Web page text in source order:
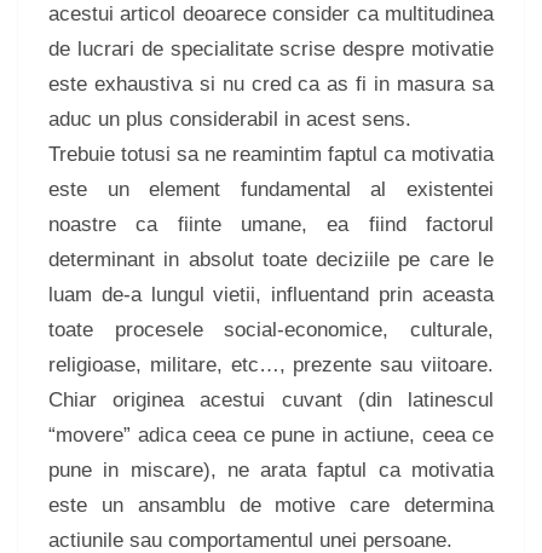
acestui articol deoarece consider ca multitudinea
de lucrari de specialitate scrise despre motivatie
este exhaustiva si nu cred ca as fi in masura sa
aduc un plus considerabil in acest sens.
Trebuie totusi sa ne reamintim faptul ca motivatia
este un element fundamental al existentei
noastre ca fiinte umane, ea fiind factorul
determinant in absolut toate deciziile pe care le
luam de-a lungul vietii, influentand prin aceasta
toate procesele social-economice, culturale,
religioase, militare, etc…, prezente sau viitoare.
Chiar originea acestui cuvant (din latinescul
“movere” adica ceea ce pune in actiune, ceea ce
pune in miscare), ne arata faptul ca motivatia
este un ansamblu de motive care determina
actiunile sau comportamentul unei persoane.